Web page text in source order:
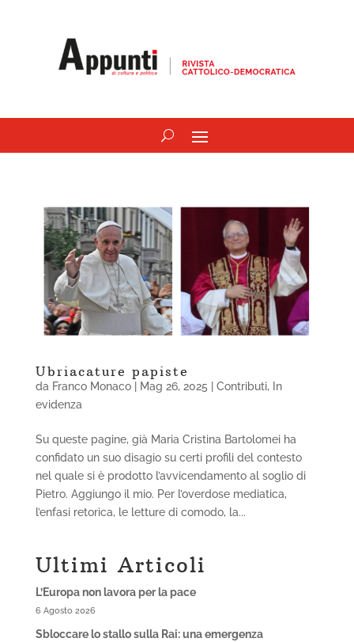
Ubriacature papiste
da Franco Monaco| Mag 26, 2025 Contributi,
In
evidenza
Su queste pagine, già Maria Cristina Bartolomei ha
confidato un suo disagio su certi profili del contesto
nel quale si è prodotto l’avvicendamento al soglio di
Pietro. Aggiungo il mio. Per l’overdose mediatica,
l’enfasi retorica, le letture di comodo, la...
Ultimi Articoli
L’Europa non lavora per la pace
6 Agosto 2026
Sbloccare lo stallo sulla Rai: una emergenza